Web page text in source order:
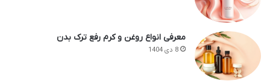
معرفی انواع روغن و کرم رفع ترک بدن
8 دی 1404